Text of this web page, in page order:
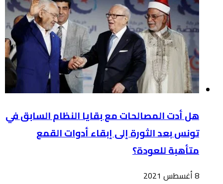
هل أدت المصالحات مع بقايا النظام السابق في
تونس بعد الثورة إلى إبقاء أدوات القمع
متأهبة للعودة؟
8 أغسطس 2021